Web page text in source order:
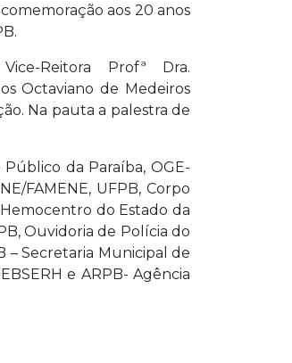
aos 20 anos
Reitora Profª Dra.
Octaviano de Medeiros
Na pauta a palestra de
da Paraíba, OGE-
FAMENE, UFPB, Corpo
Hemocentro do Estado da
Ouvidoria de Polícia do
– Secretaria Municipal de
e ARPB- Agência